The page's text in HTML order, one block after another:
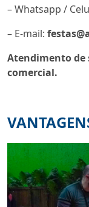
– Whatsapp /
– E-mail:
Atendimento de
comercial.